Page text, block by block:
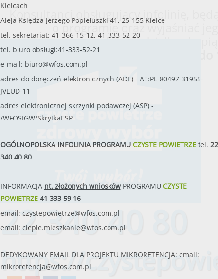
Konsultanci obsługujący infolinię,
o programie oraz wyjaśniać
od poniedziałku do
w godzinach
22 340 40 80
https://
Kielcach
Aleja Księdza Jerzego Popiełuszki 41, 25-155 Kielce
tel. sekretariat: 41-366-15-12, 41-333-52-20
tel. biuro obsługi:41-333-52-21
e-mail: biuro@wfos.com.pl
adres do doręczeń elektronicznych (ADE) - AE:PL-80497-31955-
JVEUD-11
adres elektronicznej skrzynki podawczej (ASP) -
/WFOSIGW/SkrytkaESP
OGÓLNOPOLSKA INFOLINIA PROGRAMUCZYSTE POWIETRZEtel. 22
340 40 80
INFORMACJA nt. złożonych wnioskówPROGRAMU CZYSTE
POWIETRZE41 333 59 16
email: czystepowietrze@wfos.com.pl
email: cieple.mieszkanie@wfos.com.pl
DEDYKOWANY EMAIL DLA PROJEKTU MIKRORETENCJA: email:
mikroretencja@wfos.com.pl